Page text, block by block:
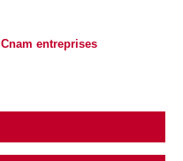
Cnam entreprises